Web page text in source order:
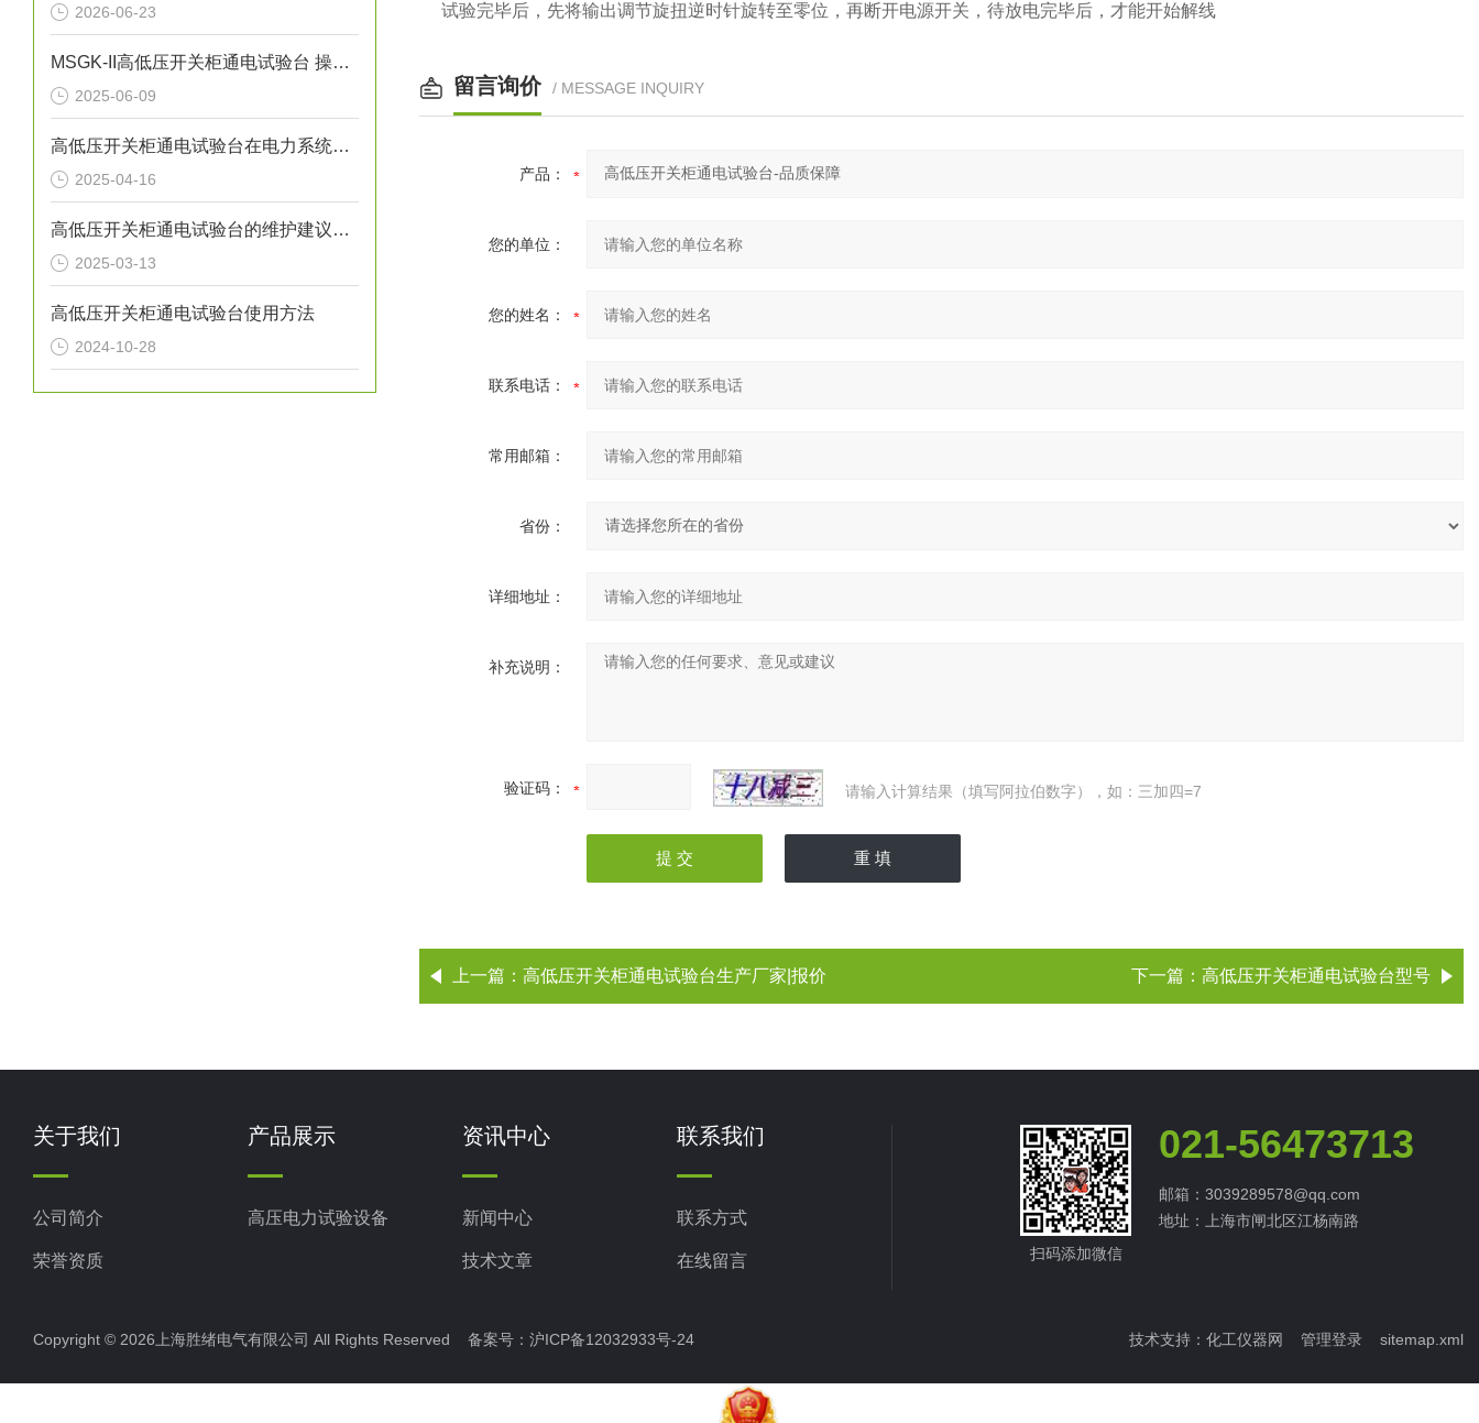
2026-06-23
MSGK-II高低压开关柜通电试验台 操作说明
2025-06-09
高低压开关柜通电试验台在电力系统中的重要性
2025-04-16
高低压开关柜通电试验台的维护建议有哪些
2025-03-13
高低压开关柜通电试验台使用方法
2024-10-28
试验完毕后，先将输出调节旋扭逆时针旋转至零位，再断开电源开关，待放电完毕后，才能开始解线
留言询价 / MESSAGE INQUIRY
产品：
您的单位：
您的姓名：
联系电话：
常用邮箱：
省份：
详细地址：
补充说明：
验证码： 请输入计算结果（填写阿拉伯数字），如：三加四=7
上一篇： 高低压开关柜通电试验台生产厂家|报价 下一篇： 高低压开关柜通电试验台型号
关于我们
公司简介
荣誉资质
产品展示
高压电力试验设备
资讯中心
新闻中心
技术文章
联系我们
联系方式
在线留言 扫码添加微信
021-56473713
邮箱：3039289578@qq.com
地址：上海市闸北区江杨南路
Copyright © 2026上海胜绪电气有限公司 All Rights Reserved 备案号： 沪ICP备12032933号-24 技术支持： 化工仪器网 管理登录 sitemap.xml